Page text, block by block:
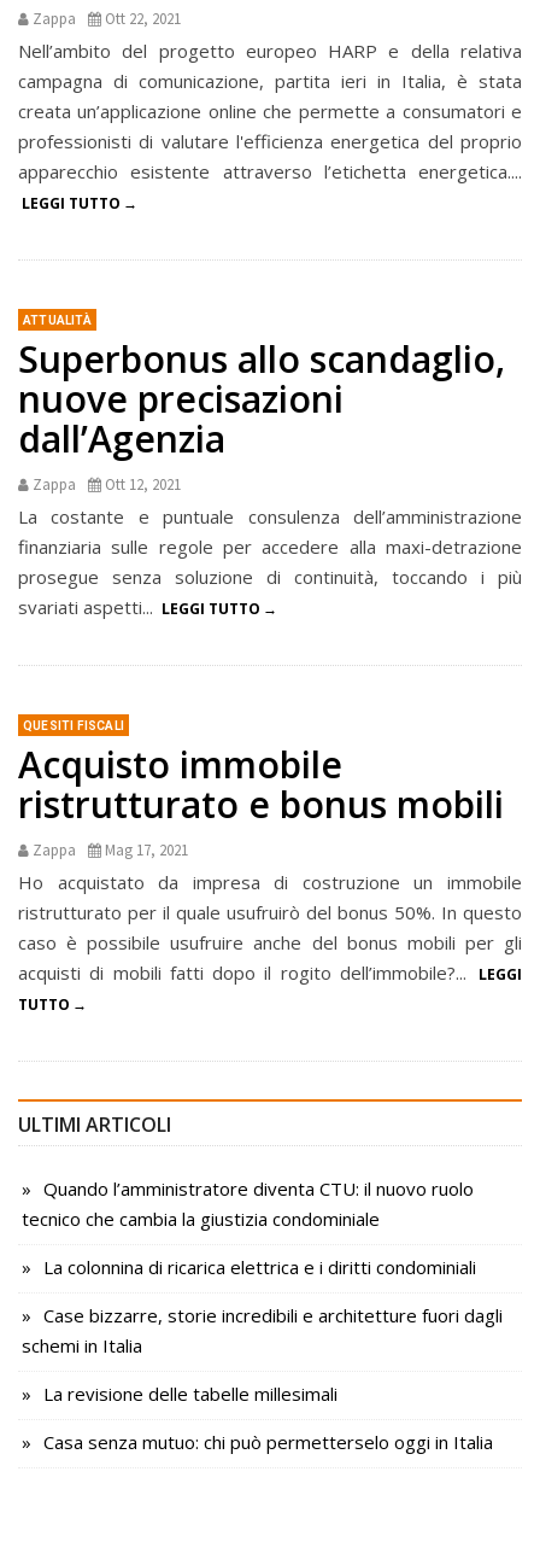
Zappa Ott 22, 2021
Nell’ambito del progetto europeo HARP e della relativa
campagna di comunicazione, partita ieri in Italia, è stata
creata un’applicazione online che permette a consumatori e
professionisti di valutare l'efficienza energetica del proprio
apparecchio esistente attraverso l’etichetta energetica....
LEGGI TUTTO
ATTUALITÀ
Superbonus allo scandaglio,
nuove precisazioni
dall’Agenzia
Zappa Ott 12, 2021
La costante e puntuale consulenza dell’amministrazione
finanziaria sulle regole per accedere alla maxi-detrazione
prosegue senza soluzione di continuità, toccando i più
svariati aspetti... LEGGI TUTTO
QUESITI FISCALI
Acquisto immobile
ristrutturato e bonus mobili
Zappa Mag 17, 2021
Ho acquistato da impresa di costruzione un immobile
ristrutturato per il quale usufruirò del bonus 50%. In questo
caso è possibile usufruire anche del bonus mobili per gli
acquisti di mobili fatti dopo il rogito dell’immobile?...
LEGGI
TUTTO
ULTIMI ARTICOLI
Quando l’amministratore diventa CTU: il nuovo ruolo
tecnico che cambia la giustizia condominiale
La colonnina di ricarica elettrica e i diritti condominiali
Case bizzarre, storie incredibili e architetture fuori dagli
schemi in Italia
La revisione delle tabelle millesimali
Casa senza mutuo: chi può permetterselo oggi in Italia